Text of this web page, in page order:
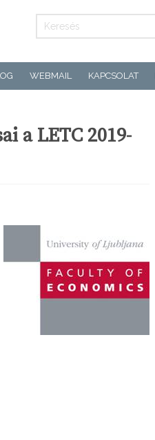
WEBMAIL KAPCSOLAT
a LETC 2019-